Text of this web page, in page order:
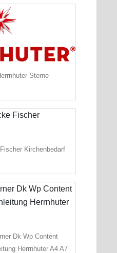
Sterne
Kirchenbedarf
Dk Wp Content
Herrnhuter A4 A7